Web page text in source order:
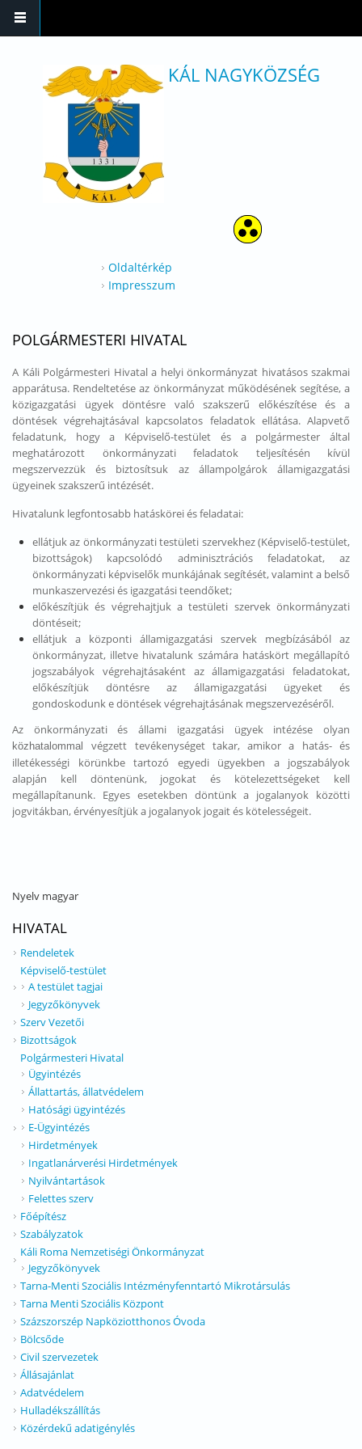
KÁL NAGYKÖZSÉG
Oldaltérkép
Impresszum
POLGÁRMESTERI HIVATAL
A Káli Polgármesteri Hivatal a helyi önkormányzat hivatásos szakmai
apparátusa. Rendeltetése az önkormányzat működésének segítése, a
közigazgatási ügyek döntésre való szakszerű előkészítése és a
döntések végrehajtásával kapcsolatos feladatok ellátása. Alapvető
feladatunk, hogy a Képviselő-testület és a polgármester által
meghatározott önkormányzati feladatok teljesítésén kívül
megszervezzük és biztosítsuk az állampolgárok államigazgatási
ügyeinek szakszerű intézését.
Hivatalunk legfontosabb hatáskörei és feladatai:
ellátjuk az önkormányzati testületi szervekhez (Képviselő-testület,
bizottságok) kapcsolódó adminisztrációs feladatokat, az
önkormányzati képviselők munkájának segítését, valamint a belső
munkaszervezési és igazgatási teendőket;
előkészítjük és végrehajtjuk a testületi szervek önkormányzati
döntéseit;
ellátjuk a központi államigazgatási szervek megbízásából az
önkormányzat, illetve hivatalunk számára hatáskört megállapító
jogszabályok végrehajtásaként az államigazgatási feladatokat,
előkészítjük döntésre az államigazgatási ügyeket és
gondoskodunk e döntések végrehajtásának megszervezéséről.
Az önkormányzati és állami igazgatási ügyek intézése olyan
közhatalommalvégzett tevékenységet takar, amikor a hatás- és
illetékességi körünkbe tartozó egyedi ügyekben a jogszabályok
alapján kell döntenünk, jogokat és kötelezettségeket kell
megállapítanunk. Egyes esetekben döntünk a jogalanyok közötti
jogvitákban, érvényesítjük a jogalanyok jogait és kötelességeit.
Nyelv magyar
HIVATAL
Rendeletek
Képviselő-testület
A testület tagjai
Jegyzőkönyvek
Szerv Vezetői
Bizottságok
Polgármesteri Hivatal
Ügyintézés
Állattartás, állatvédelem
Hatósági ügyintézés
E-Ügyintézés
Hirdetmények
Ingatlanárverési Hirdetmények
Nyilvántartások
Felettes szerv
Főépítész
Szabályzatok
Káli Roma Nemzetiségi Önkormányzat
Jegyzőkönyvek
Tarna-Menti Szociális Intézményfenntartó Mikrotársulás
Tarna Menti Szociális Központ
Százszorszép Napköziotthonos Óvoda
Bölcsőde
Civil szervezetek
Állásajánlat
Adatvédelem
Hulladékszállítás
Közérdekű adatigénylés